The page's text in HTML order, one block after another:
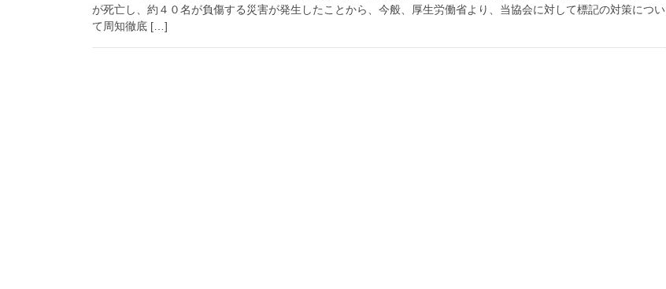
が死亡し、約４０名が負傷する災害が発生したことから、今般、厚生労働省より、当協会に対して標記の対策につい
て周知徹底 […]